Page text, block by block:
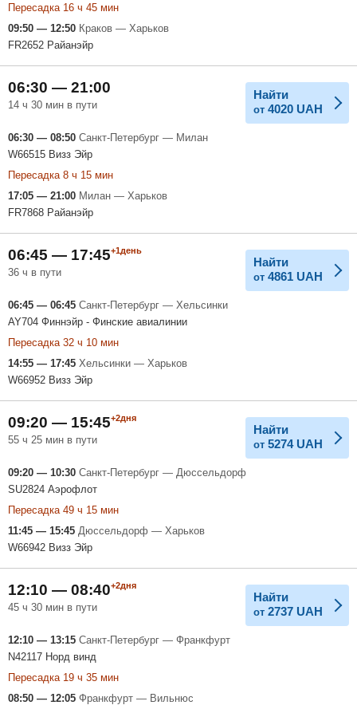
Пересадка 16 ч 45 мин
09:50 — 12:50 Краков — Харьков
FR2652 Райанэйр
06:30 — 21:00
14 ч 30 мин в пути
Найти
от 4020 UAH
06:30 — 08:50 Санкт-Петербург — Милан
W66515 Визз Эйр
Пересадка 8 ч 15 мин
17:05 — 21:00 Милан — Харьков
FR7868 Райанэйр
06:45 — 17:45+1день
36 ч в пути
Найти
от 4861 UAH
06:45 — 06:45 Санкт-Петербург — Хельсинки
AY704 Финнэйр - Финские авиалинии
Пересадка 32 ч 10 мин
14:55 — 17:45 Хельсинки — Харьков
W66952 Визз Эйр
09:20 — 15:45+2дня
55 ч 25 мин в пути
Найти
от 5274 UAH
09:20 — 10:30 Санкт-Петербург — Дюссельдорф
SU2824 Аэрофлот
Пересадка 49 ч 15 мин
11:45 — 15:45 Дюссельдорф — Харьков
W66942 Визз Эйр
12:10 — 08:40+2дня
45 ч 30 мин в пути
Найти
от 2737 UAH
12:10 — 13:15 Санкт-Петербург — Франкфурт
N42117 Норд винд
Пересадка 19 ч 35 мин
08:50 — 12:05 Франкфурт — Вильнюс